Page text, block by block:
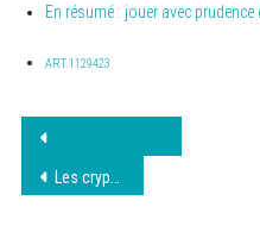
En résumé : jouer avec
ART.1129423
Navigation
deLes cryptomonnaies et la sécurité en ligne